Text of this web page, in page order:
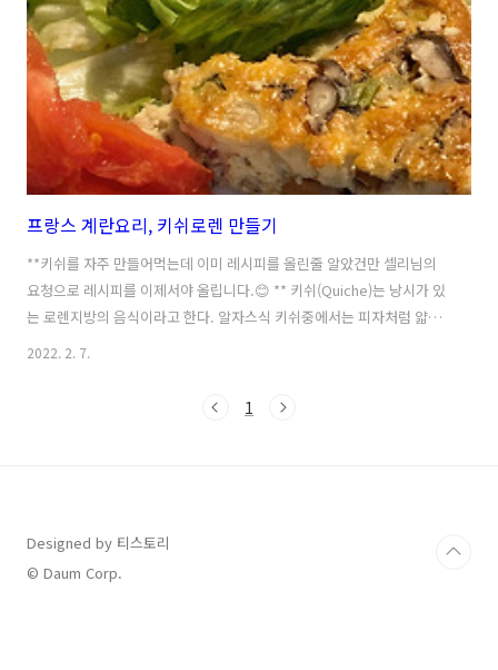
프랑스 계란요리, 키쉬로렌 만들기
**키쉬를 자주 만들어먹는데 이미 레시피를 올린줄 알았건만 셀리님의
요청으로 레시피를 이제서야 올립니다.😊 ** 키쉬(Quiche)는 낭시가 있
는 로렌지방의 음식이라고 한다. 알자스식 키쉬중에서는 피자처럼 얇게
만들어 먹는 플람키쉬도 있다. 키쉬를 만들려면 시트지가 필요한데 생지
는 빠뜨 브리제를 직접 만드는것도 그리 어렵지 않다. 빠뜨 브리제(Pâte
2022. 2. 7.
1
Designed by 티스토리
© Daum Corp.